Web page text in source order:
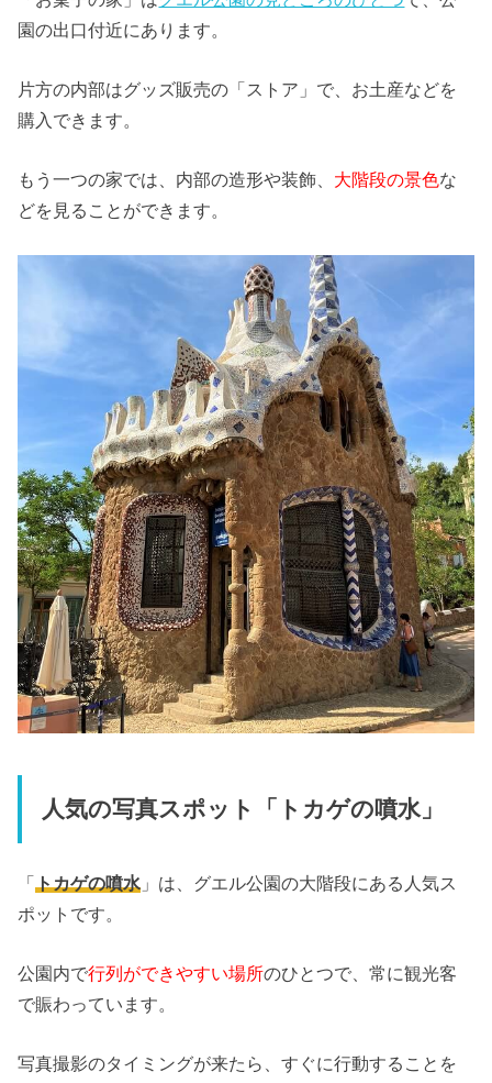
園の出口付近にあります。
片方の内部はグッズ販売の「ストア」で、お土産などを
購入できます。
もう一つの家では、内部の造形や装飾、 大階段の景色な
どを見ることができます。
人気の写真スポット「トカゲの噴水」
「 トカゲの噴水 」は、グエル公園の大階段にある人気ス
ポットです。
公園内で行列ができやすい場所のひとつで、常に観光客
で賑わっています。
写真撮影のタイミングが来たら、すぐに行動することを